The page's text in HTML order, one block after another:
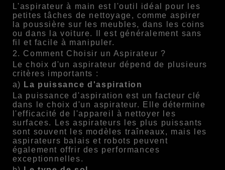
L'aspirateur à main est l'outil idéal pour les
petites tâches de nettoyage, comme aspirer
la poussière sur les meubles, dans les coins
ou dans la voiture. Il est généralement sans
fil et facile à manipuler.
2. Comment Choisir un Aspirateur ?
Le choix d'un aspirateur dépend de plusieurs
critères importants :
a) La puissance d'aspiration
La puissance d'aspiration est un facteur clé
dans le choix d'un aspirateur. Elle détermine
l'efficacité de l'appareil à nettoyer les
surfaces. Les aspirateurs les plus puissants
sont souvent les modèles traîneaux, mais les
aspirateurs balais et robots peuvent
également offrir des performances
exceptionnelles.